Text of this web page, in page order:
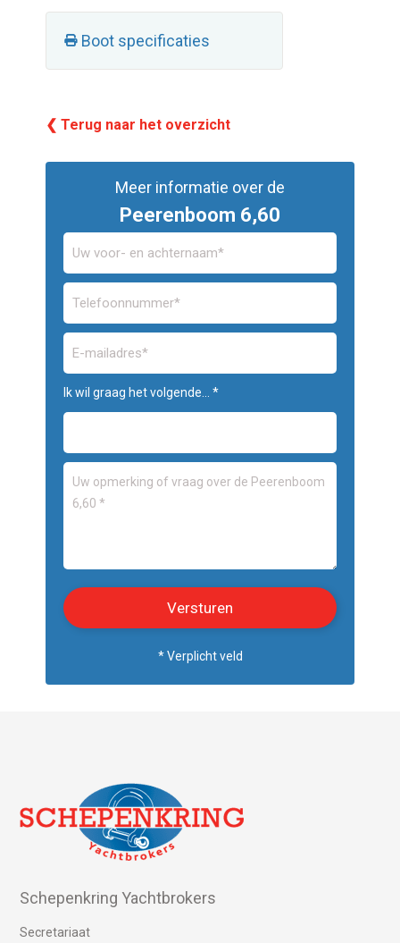
Boot specificaties
❮ Terug naar het overzicht
Meer informatie over de
Peerenboom 6,60
Ik wil graag het volgende... *
* Verplicht veld
Schepenkring Yachtbrokers
Secretariaat